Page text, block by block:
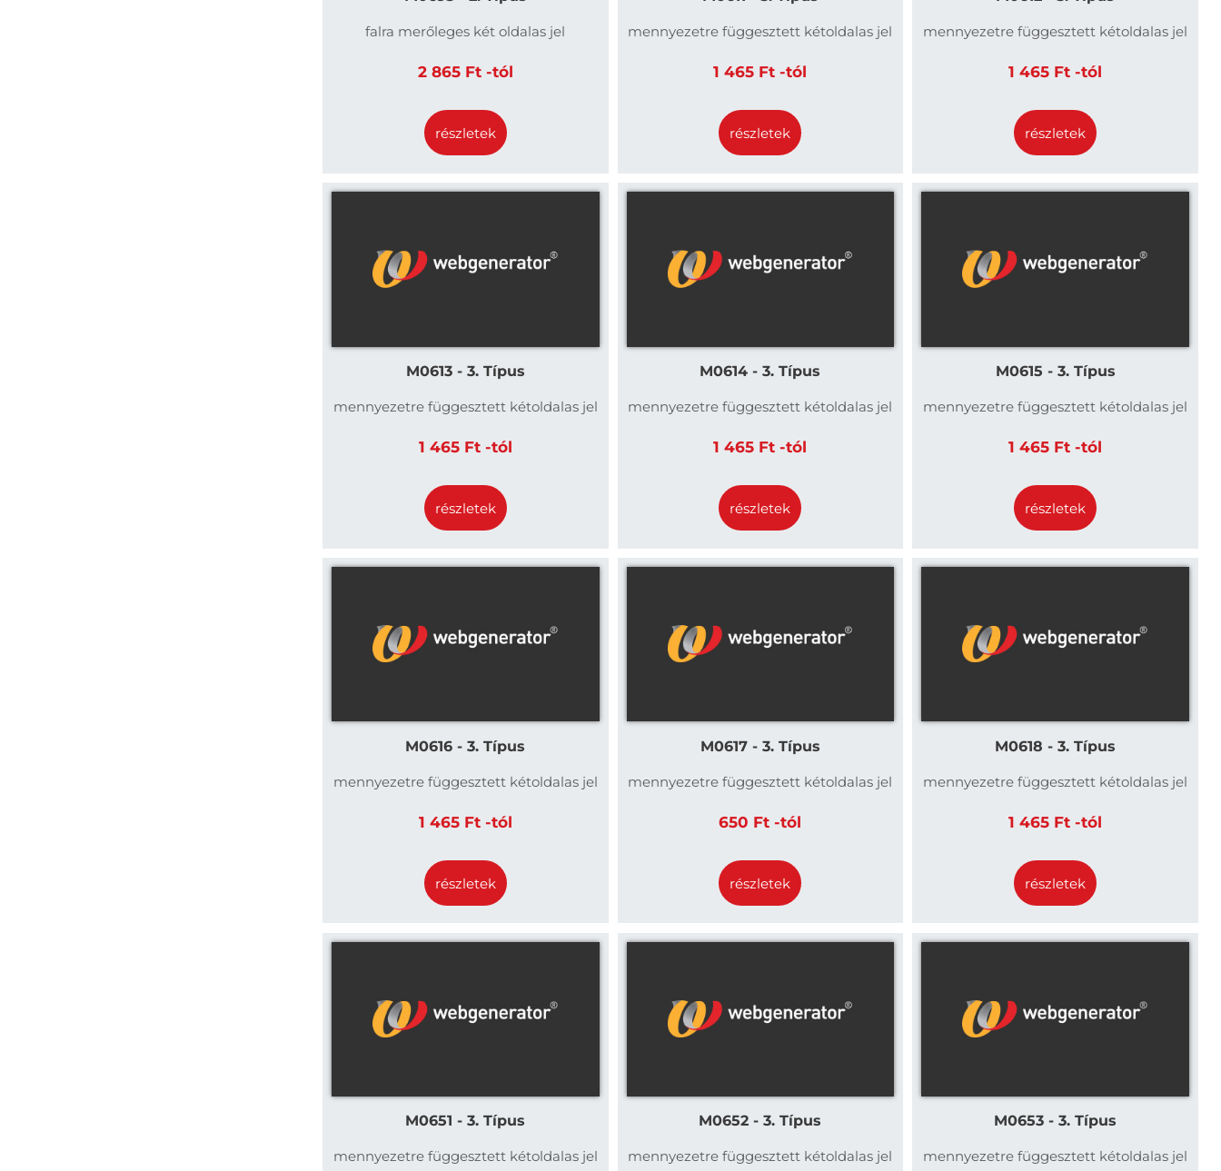
falra merőleges két oldalas jel
2 865 Ft -tól
részletek
mennyezetre függesztett kétoldalas jel
1 465 Ft -tól
részletek
mennyezetre függesztett kétoldalas jel
1 465 Ft -tól
részletek
M0613 - 3. Típus
mennyezetre függesztett kétoldalas jel
1 465 Ft -tól
részletek
M0614 - 3. Típus
mennyezetre függesztett kétoldalas jel
1 465 Ft -tól
részletek
M0615 - 3. Típus
mennyezetre függesztett kétoldalas jel
1 465 Ft -tól
részletek
M0616 - 3. Típus
mennyezetre függesztett kétoldalas jel
1 465 Ft -tól
részletek
M0617 - 3. Típus
mennyezetre függesztett kétoldalas jel
650 Ft -tól
részletek
M0618 - 3. Típus
mennyezetre függesztett kétoldalas jel
1 465 Ft -tól
részletek
M0651 - 3. Típus
mennyezetre függesztett kétoldalas jel
M0652 - 3. Típus
mennyezetre függesztett kétoldalas jel
M0653 - 3. Típus
mennyezetre függesztett kétoldalas jel